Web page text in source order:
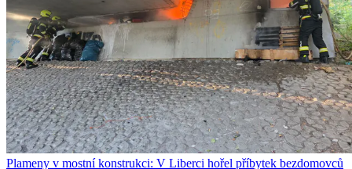
Plameny v mostní konstrukci: V Liberci hořel příbytek bezdomovců